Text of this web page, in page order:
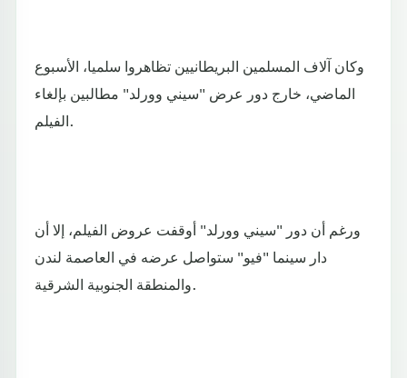
وكان آلاف المسلمين البريطانيين تظاهروا سلميا، الأسبوع
الماضي، خارج دور عرض "سيني وورلد" مطالبين بإلغاء
الفيلم.
ورغم أن دور "سيني وورلد" أوقفت عروض الفيلم، إلا أن
دار سينما "فيو" ستواصل عرضه في العاصمة لندن
والمنطقة الجنوبية الشرقية.